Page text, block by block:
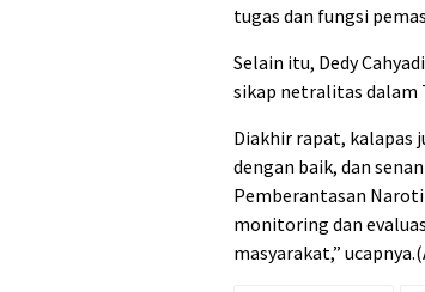
tugas dan fungsi
Selain itu, Dedy
sikap netralitas dalam
Diakhir rapat, kalapas
dengan baik, dan
Pemberantasan
monitoring dan
masyarakat,”